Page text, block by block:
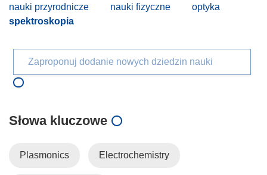
nauki przyrodnicze
nauki fizyczne
optyka
spektroskopia
Zaproponuj dodanie nowych dziedzin nauki
Słowa kluczowe
Plasmonics Electrochemistry